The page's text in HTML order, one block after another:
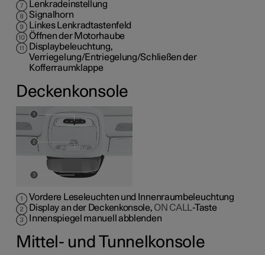
Lenkradeinstellung
Signalhorn
Linkes Lenkradtastenfeld
Öffnen der Motorhaube
Displaybeleuchtung,
Verriegelung/Entriegelung/Schließen der
Kofferraumklappe
Deckenkonsole
Vordere Leseleuchten und Innenraumbeleuchtung
Display an der Deckenkonsole, ON CALL-Taste
Innenspiegel manuell abblenden
Mittel- und Tunnelkonsole